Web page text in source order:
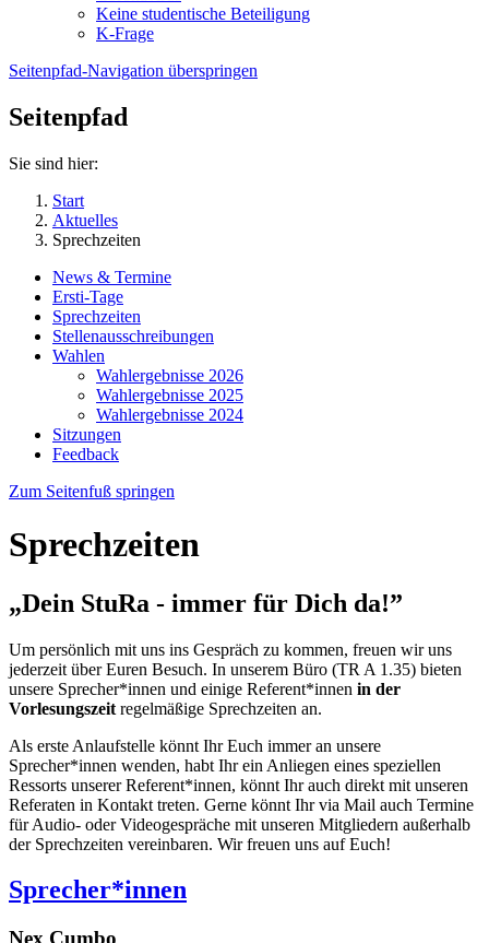
Keine studentische Beteiligung
K-Frage
Seitenpfad-Navigation überspringen
Seitenpfad
Sie sind hier:
Start
Aktuelles
Sprechzeiten
News & Termine
Ersti-Tage
Sprechzeiten
Stellenausschreibungen
Wahlen
Wahlergebnisse 2026
Wahlergebnisse 2025
Wahlergebnisse 2024
Sitzungen
Feedback
Zum Seitenfuß springen
Sprechzeiten
„Dein StuRa - immer für Dich da!”
Um persönlich mit uns ins Gespräch zu kommen, freuen wir uns
jederzeit über Euren Besuch. In unserem Büro (TR A 1.35) bieten
unsere Sprecher*innen und einige Referent*innen in der
Vorlesungszeit regelmäßige Sprechzeiten an.
Als erste Anlaufstelle könnt Ihr Euch immer an unsere
Sprecher*innen wenden, habt Ihr ein Anliegen eines speziellen
Ressorts unserer Referent*innen, könnt Ihr auch direkt mit unseren
Referaten in Kontakt treten. Gerne könnt Ihr via Mail auch Termine
für Audio- oder Videogespräche mit unseren Mitgliedern außerhalb
der Sprechzeiten vereinbaren. Wir freuen uns auf Euch!
Sprecher*innen